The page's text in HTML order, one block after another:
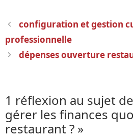
Navigation
des
articles
configuration et gestion
professionnelle
dépenses ouverture
1 réflexion au sujet
gérer les finances
restaurant ? »